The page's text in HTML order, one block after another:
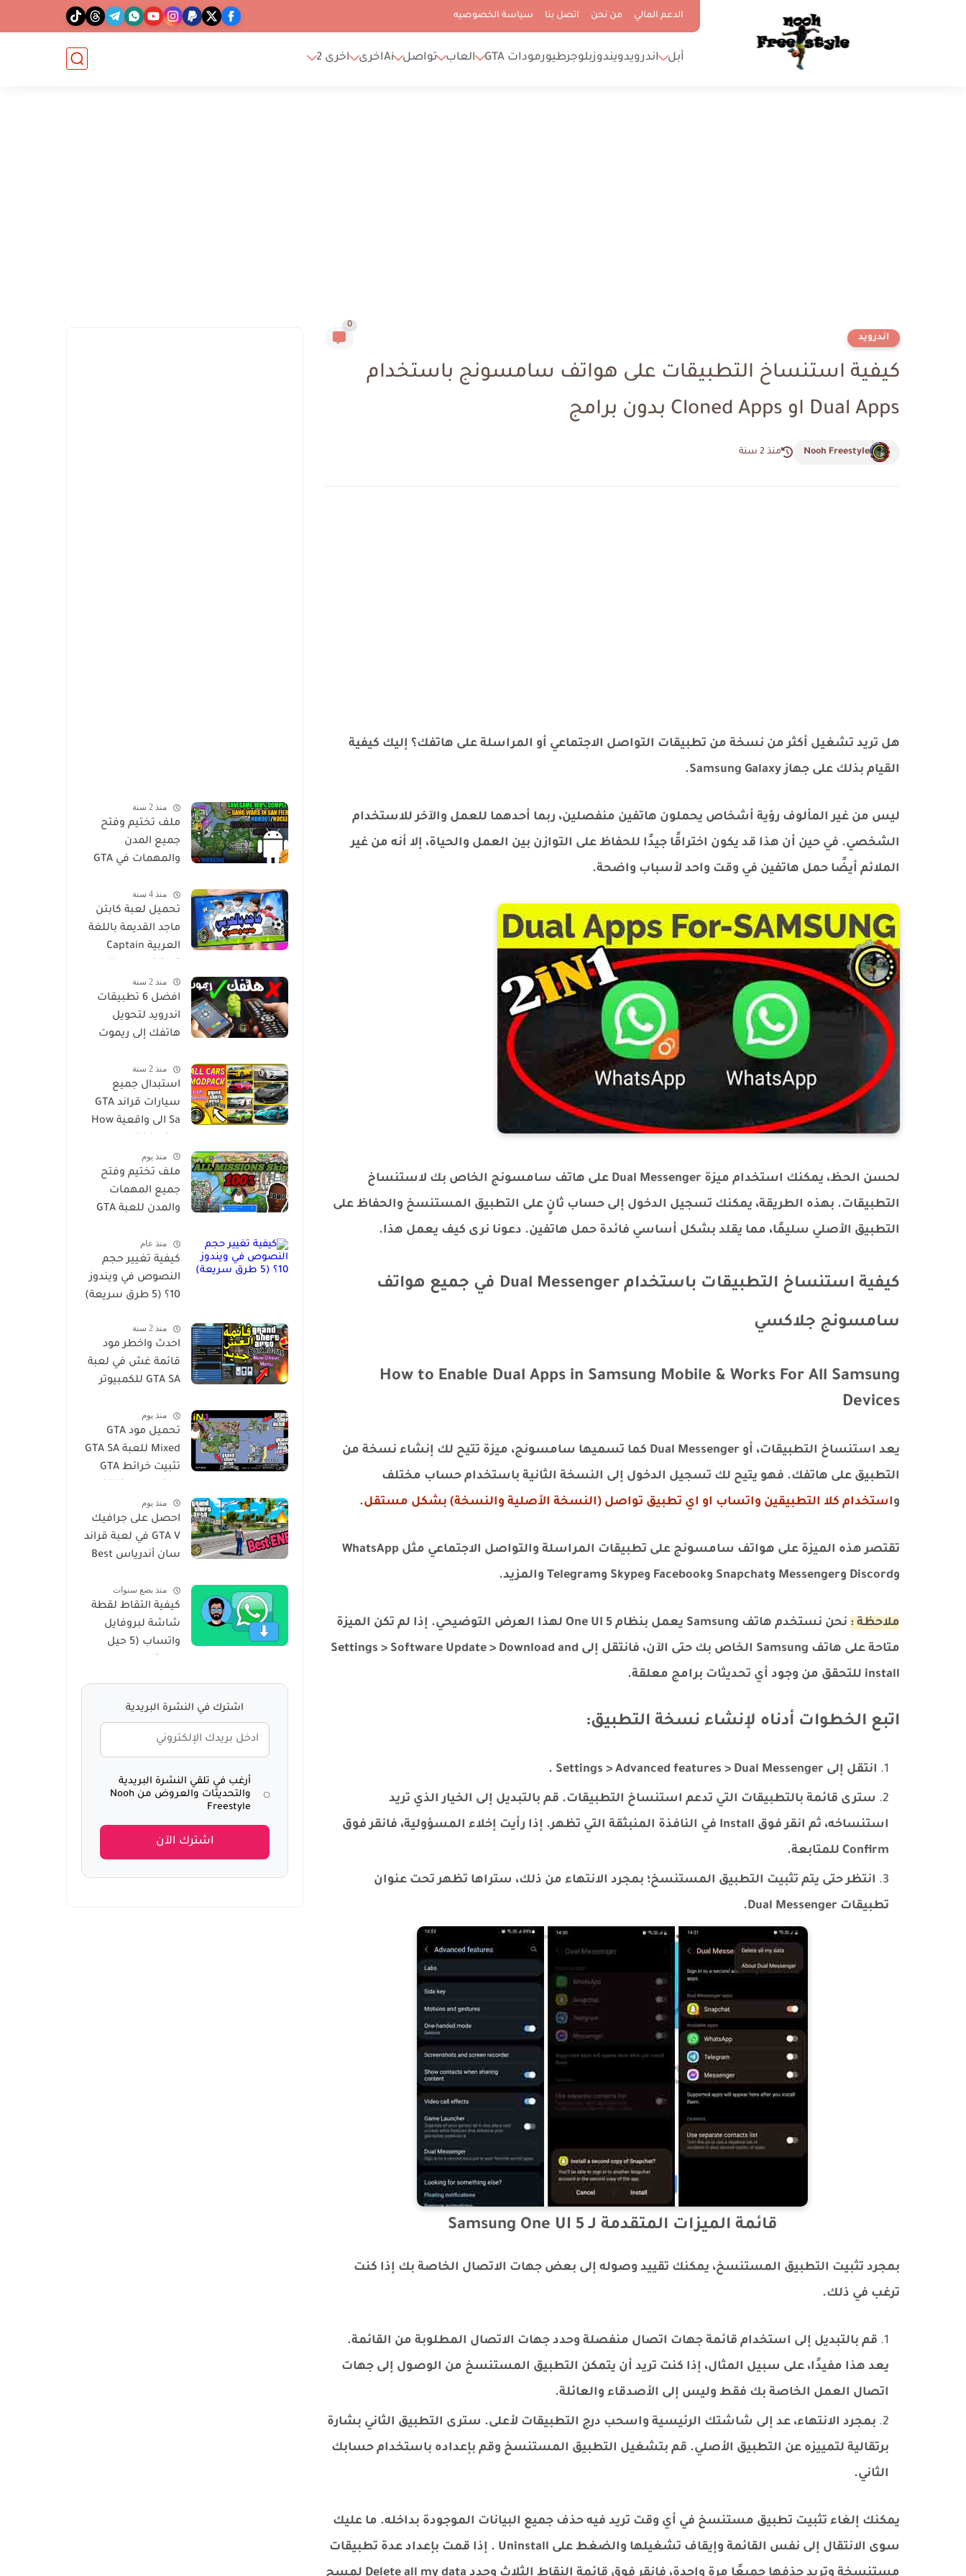
الدعم المالي من نحن اتصل بنا سياسة الخصوصيه
أبل اندرويدويندوزبلوجرطيورمودات GTA العاب تواصل Aiاخرى اخرى 2
اندرويد
0
كيفية استنساخ التطبيقات على هواتف سامسونج باستخدام
Dual Apps او Cloned Apps بدون برامج
Nooh Freestyle منذ 2 سنة
هل تريد تشغيل أكثر من نسخة من تطبيقات التواصل الاجتماعي أو المراسلة على هاتفك؟ إليك كيفية
القيام بذلك على جهاز Samsung Galaxy.
ليس من غير المألوف رؤية أشخاص يحملون هاتفين منفصلين، ربما أحدهما للعمل والآخر للاستخدام
الشخصي. في حين أن هذا قد يكون اختراقًا جيدًا للحفاظ على التوازن بين العمل والحياة، إلا أنه من غير
الملائم أيضًا حمل هاتفين في وقت واحد لأسباب واضحة.
لحسن الحظ، يمكنك استخدام ميزة Dual Messenger على هاتف سامسونج الخاص بك لاستنساخ
التطبيقات. بهذه الطريقة، يمكنك تسجيل الدخول إلى حساب ثانٍ على التطبيق المستنسخ والحفاظ على
التطبيق الأصلي سليمًا، مما يقلد بشكل أساسي فائدة حمل هاتفين. دعونا نرى كيف يعمل هذا.
كيفية استنساخ التطبيقات باستخدام Dual Messenger في جميع هواتف
سامسونج جلاكسي
How to Enable Dual Apps in Samsung Mobile & Works For All Samsung
Devices
يعد استنساخ التطبيقات، أو Dual Messenger كما تسميها سامسونج، ميزة تتيح لك إنشاء نسخة من
التطبيق على هاتفك. فهو يتيح لك تسجيل الدخول إلى النسخة الثانية باستخدام حساب مختلف
واستخدام كلا التطبيقين واتساب او اي تطبيق تواصل (النسخة الأصلية والنسخة) بشكل مستقل.
تقتصر هذه الميزة على هواتف سامسونج على تطبيقات المراسلة والتواصل الاجتماعي مثل WhatsApp
وDiscord وMessenger وSnapchat وFacebook وSkype وTelegram والمزيد.
ملاحظة :
نحن نستخدم هاتف Samsung يعمل بنظام One UI 5 لهذا العرض التوضيحي. إذا لم تكن الميزة
متاحة على هاتف Samsung الخاص بك حتى الآن، فانتقل إلى Settings > Software Update > Download and
install للتحقق من وجود أي تحديثات برامج معلقة.
اتبع الخطوات أدناه لإنشاء نسخة التطبيق:
انتقل إلى Settings > Advanced features > Dual Messenger .
سترى قائمة بالتطبيقات التي تدعم استنساخ التطبيقات. قم بالتبديل إلى الخيار الذي تريد
استنساخه، ثم انقر فوق Install في النافذة المنبثقة التي تظهر. إذا رأيت إخلاء المسؤولية، فانقر فوق
Confirm للمتابعة.
انتظر حتى يتم تثبيت التطبيق المستنسخ؛ بمجرد الانتهاء من ذلك، ستراها تظهر تحت عنوان
تطبيقات Dual Messenger.
قائمة الميزات المتقدمة لـ Samsung One UI 5
بمجرد تثبيت التطبيق المستنسخ، يمكنك تقييد وصوله إلى بعض جهات الاتصال الخاصة بك إذا كنت
ترغب في ذلك.
قم بالتبديل إلى استخدام قائمة جهات اتصال منفصلة وحدد جهات الاتصال المطلوبة من القائمة.
يعد هذا مفيدًا، على سبيل المثال، إذا كنت تريد أن يتمكن التطبيق المستنسخ من الوصول إلى جهات
اتصال العمل الخاصة بك فقط وليس إلى الأصدقاء والعائلة.
بمجرد الانتهاء، عد إلى شاشتك الرئيسية واسحب درج التطبيقات لأعلى. سترى التطبيق الثاني بشارة
برتقالية لتمييزه عن التطبيق الأصلي. قم بتشغيل التطبيق المستنسخ وقم بإعداده باستخدام حسابك
الثاني.
يمكنك إلغاء تثبيت تطبيق مستنسخ في أي وقت تريد فيه حذف جميع البيانات الموجودة بداخله. ما عليك
سوى الانتقال إلى نفس القائمة وإيقاف تشغيلها والضغط على Uninstall . إذا قمت بإعداد عدة تطبيقات
مستنسخة وتريد حذفها جميعًا مرة واحدة، فانقر فوق قائمة النقاط الثلاث وحدد Delete all my data لمسح
منذ 2 سنة
ملف تختيم وفتح
جميع المدن
والمهمات في GTA
Save Game Tamat
100% - Gta Sa
Android/Mobile
منذ 4 سنة
تحميل لعبة كابتن
ماجد القديمة باللغة
العربية Captain
مترجم للاندرويد
منذ 2 سنة
افضل 6 تطبيقات
اندرويد لتحويل
هاتفك إلى ريموت
تحكم عن بعد لاي
جهاز في منزلك
منذ 2 سنة
استبدال جميع
سيارات قراند GTA
Sa الى واقعية How
Replace Pack in GTA
San
منذ يوم
ملف تختيم وفتح
جميع المهمات
والمدن للعبة GTA
منذ عام
كيفية تغيير حجم
النصوص في ويندوز
10؟ (5 طرق سريعة)
منذ 2 سنة
احدث واخطر مود
قائمة غش في لعبة
GTA SA للكمبيوتر
Cheat Menu Mod
Free Download for
PC
منذ يوم
تحميل مود GTA
Mixed للعبة GTA SA
تثبيت خرائط GTA
جميع الميزات في
لعبة San Andres
منذ يوم
احصل على جرافيك
GTA V في لعبة قراند
سان أندرياس Best
Graphics MOD -
GTA Sa For
Windows 10
منذ بضع سنوات
كيفية التقاط لقطة
شاشة لبروفايل
واتساب (5 حيل
اشترك في النشرة البريدية
أرغب في تلقي النشرة البريدية
والتحديثات والعروض من Nooh
Freestyle
اشترك الآن